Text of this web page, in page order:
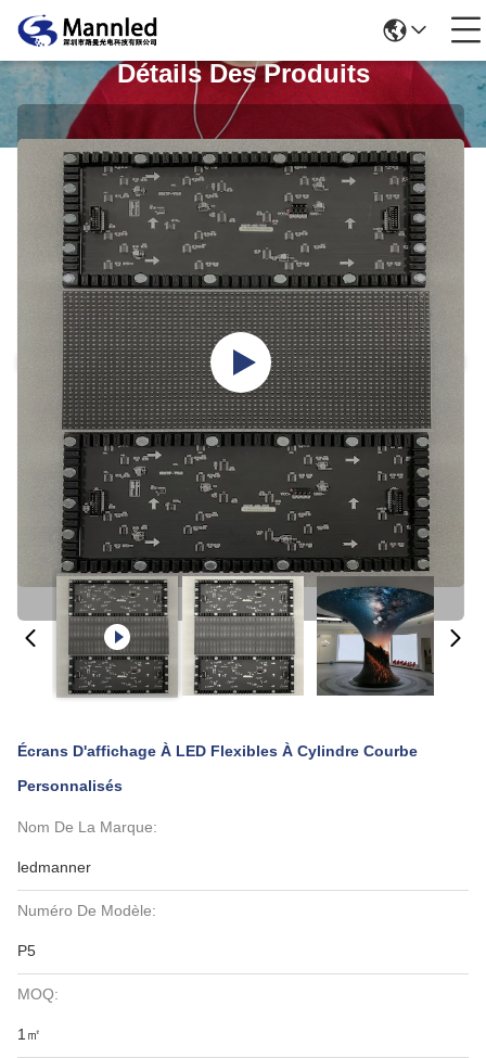
Détails Des Produits
Écrans D'affichage À LED Flexibles À Cylindre Courbe
Personnalisés
Nom De La Marque:
ledmanner
Numéro De Modèle:
P5
MOQ:
1㎡